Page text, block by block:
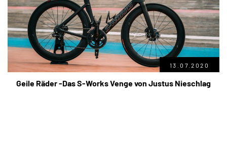
13.07.2020
Geile Räder -Das S-Works Venge von Justus Nieschlag